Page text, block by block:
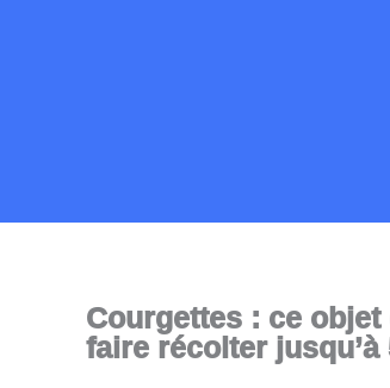
Courgettes : ce
faire récolter